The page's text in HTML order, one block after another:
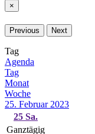
×
Previous Next
Tag
Agenda
Tag
Monat
Woche
25. Februar 2023
25 Sa.
Ganztägig